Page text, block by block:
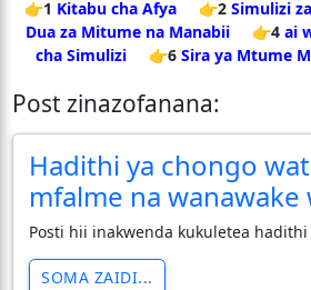
👉1 Kitabu cha Afya 👉2 Simulizi
Dua za Mitume na Manabii
👉4 ai
cha Simulizi
👉6 Sira ya Mtume
Post zinazofanana:
Hadithi ya chongo
mfalme na wanawake
Posti hii inakwenda kukuletea
SOMA ZAIDI...